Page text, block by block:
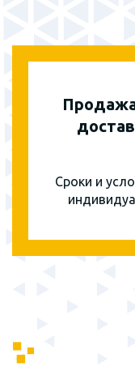
Сроки и